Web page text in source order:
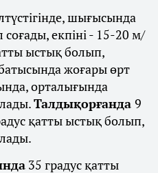
шығысында
екпіні - 15-20 м/
ыстық болып,
жоғары өрт
орталығында
Талдықорғанда 9
қатты ыстық болып,
35 градус қатты